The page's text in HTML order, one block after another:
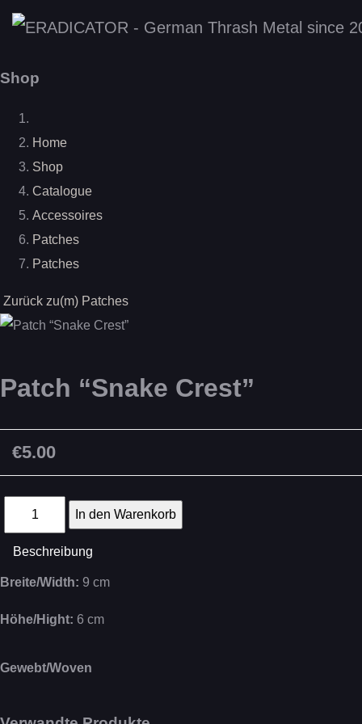
Shop
Home
Shop
Catalogue
Accessoires
Patches
Patches
Zurück zu(m) Patches
Patch “Snake Crest”
€5.00
Beschreibung
Breite/Width: 9 cm
Höhe/Hight: 6 cm
Gewebt/Woven